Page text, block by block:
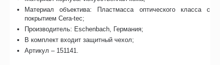
Материал объектива: Пластмасса оптического класса с
покрытием Cera-tec;
Производитель: Eschenbach, Германия;
В комплект входит защитный чехол;
Артикул – 151141.